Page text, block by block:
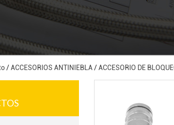
/ACCESORIOS ANTINIEBLA /ACCESORIO DE